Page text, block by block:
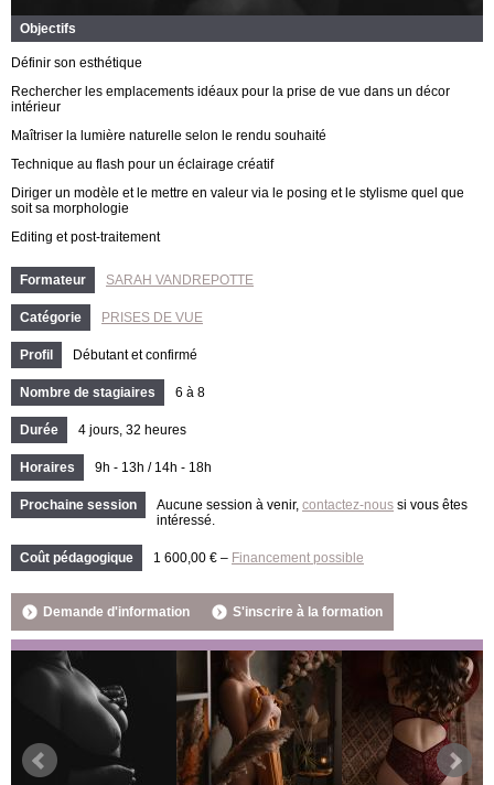
Objectifs
Définir son esthétique
Rechercher les emplacements idéaux pour la prise de vue dans un décor
intérieur
Maîtriser la lumière naturelle selon le rendu souhaité
Technique au flash pour un éclairage créatif
Diriger un modèle et le mettre en valeur via le posing et le stylisme quel que
soit sa morphologie
Editing et post-traitement
Formateur SARAH VANDREPOTTE
Catégorie PRISES DE VUE
Profil Débutant et confirmé
Nombre de stagiaires 6 à 8
Durée 4 jours, 32 heures
Horaires 9h - 13h / 14h - 18h
Prochaine session Aucune session à venir, contactez-nous si vous êtes
intéressé.
Coût pédagogique 1 600,00 € – Financement possible
Demande d'information S'inscrire à la formation